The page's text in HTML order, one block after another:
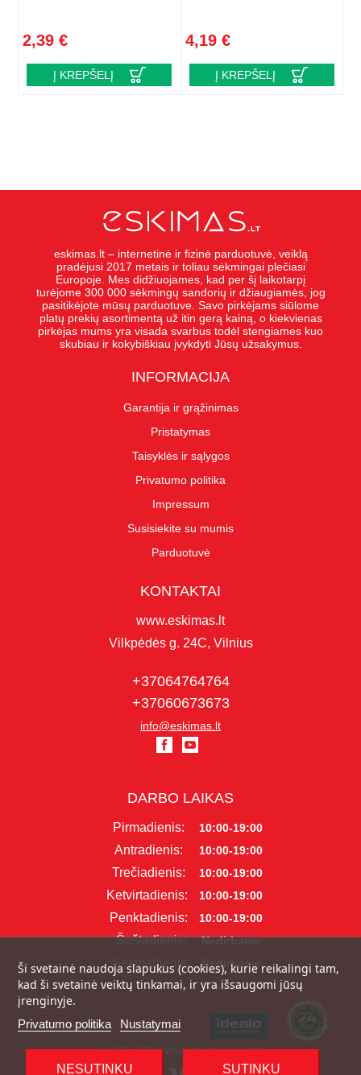
2,39 €
Į KREPŠELĮ
4,19 €
Į KREPŠELĮ
eskimas.lt – internetinė ir fizinė parduotuvė, veiklą
pradėjusi 2017 metais ir toliau sėkmingai plečiasi
Europoje. Mes didžiuojames, kad per šį laikotarpį
turėjome 300 000 sėkmingų sandorių ir džiaugiamės, jog
pasitikėjote mūsų parduotuve. Savo pirkėjams siūlome
platų prekių asortimentą už itin gerą kainą, o kiekvienas
pirkėjas mums yra visada svarbus todėl stengiames kuo
skubiau ir kokybiškiau įvykdyti Jūsų užsakymus.
INFORMACIJA
Garantija ir grąžinimas
Pristatymas
Taisyklės ir sąlygos
Privatumo politika
Impressum
Susisiekite su mumis
Parduotuvė
KONTAKTAI
www.eskimas.lt
Vilkpėdės g. 24C, Vilnius
+37064764764
+37060673673
info@eskimas.lt
DARBO LAIKAS
Pirmadienis: 10:00-19:00
Antradienis: 10:00-19:00
Trečiadienis: 10:00-19:00
Ketvirtadienis: 10:00-19:00
Penktadienis: 10:00-19:00
Šeštadienis: Nedirbame
Sekmadienis: Nedirbame
Ši svetainė naudoja slapukus (cookies), kurie reikalingi tam,
kad ši svetainė veiktų tinkamai, ir yra išsaugomi jūsų
įrenginyje.
Privatumo politika Nustatymai
NESUTINKU SUTINKU
© 2017 - 2026, Visos teisės saugomos